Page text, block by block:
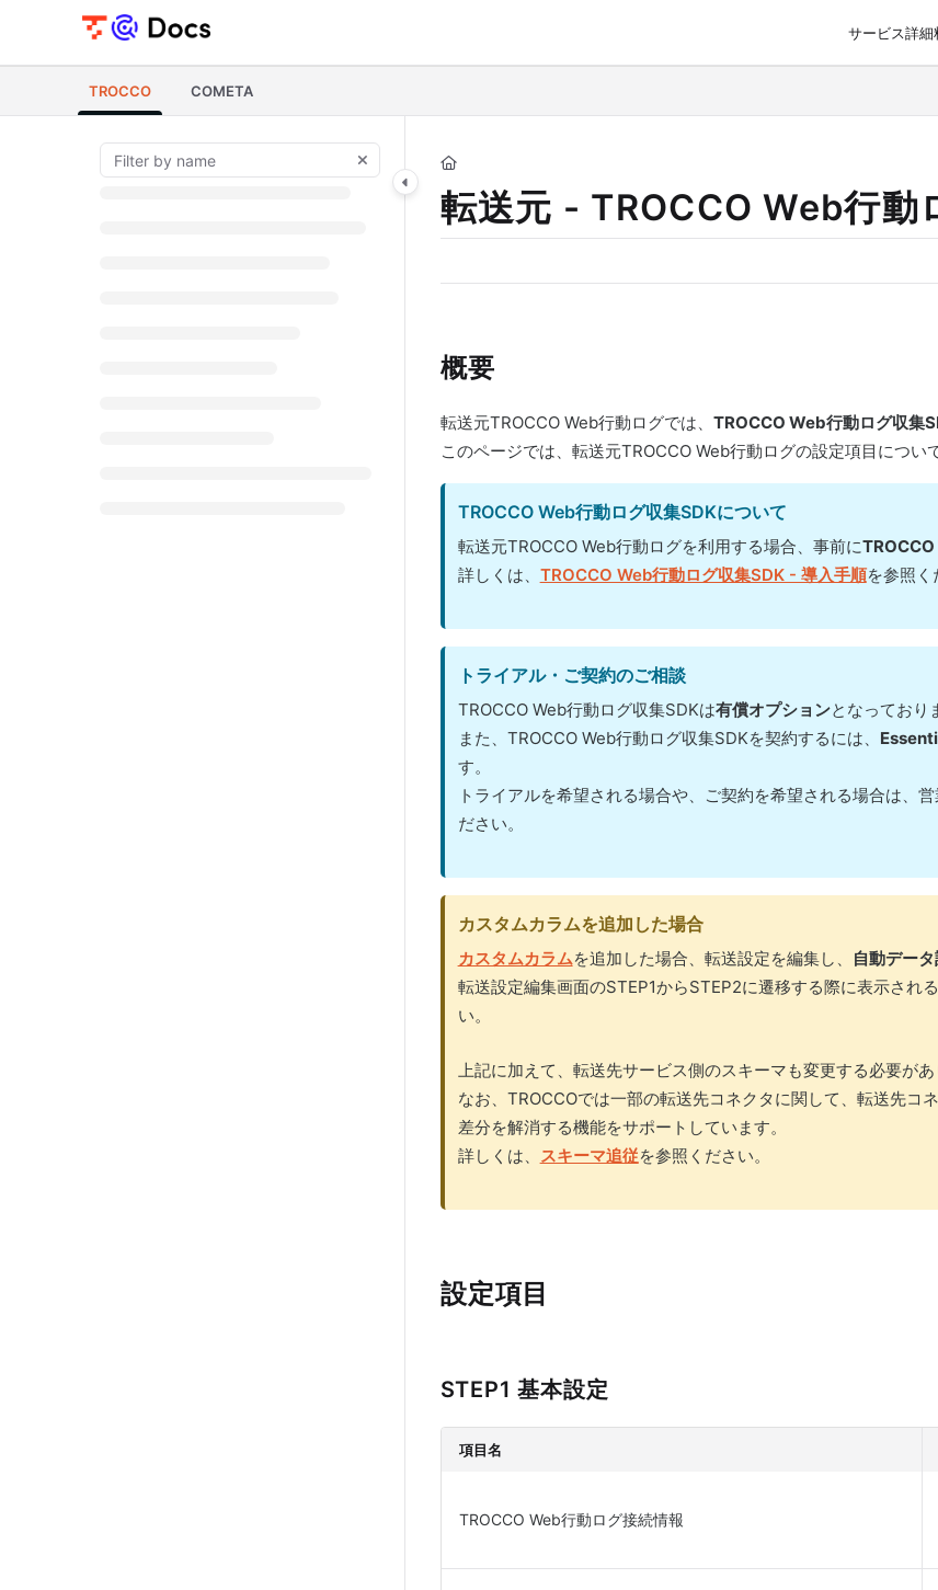
Documentation Index
Use this file to discover all available pages before exploring further.
サービス詳細
TROCCO COMETA
転送元 - TROCCO Web行動
概要
転送元TROCCO Web行動ログでは、 TROCCO Web行動ログ収集
このページでは、転送元TROCCO Web行動ログの設定項目につい
TROCCO Web行動ログ収集SDKについて
転送元TROCCO Web行動ログを利用する場合、事前に
詳しくは、 TROCCO Web行動ログ収集SDK - 導入手順を参照く
トライアル・ご契約のご相談
TROCCO Web行動ログ収集SDKは有償オプションとなっており
また、TROCCO Web行動ログ収集SDKを契約するには、
す。
トライアルを希望される場合や、ご契約を希望される場合は、
ださい。
カスタムカラムを追加した場合
カスタムカラムを追加した場合、転送設定を編集し、 自動デー
転送設定編集画面のSTEP1からSTEP2に遷移する際に表示され
い。
上記に加えて、転送先サービス側のスキーマも変更する必要があ
なお、TROCCOでは一部の転送先コネクタに関して、転送先コ
差分を解消する機能をサポートしています。
詳しくは、 スキーマ追従を参照ください。
設定項目
STEP1 基本設定
項目名
TROCCO Web行動ログ接続情報